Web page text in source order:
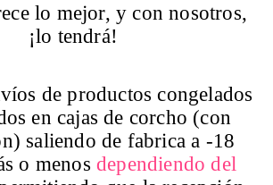
lo mejor, y con nosotros,
¡lo tendrá!
de productos congelados
en cajas de corcho (con
saliendo de fabrica a -18
o menos dependiendo del